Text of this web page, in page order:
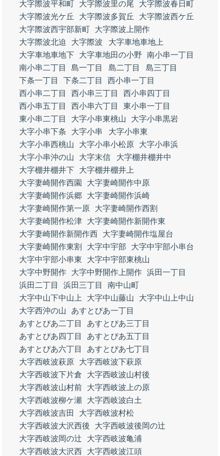
大字際波平和町
大字際波里の尾
大字際波春日町
大字際波光ケ丘
大字際波多賀丘
大字際波西ケ丘
大字際波西宇部新町
大字際波上開作
大字際波北迫
大字際波
大字車地車地上
大字車地車地下
大字車地田の小野
南小串一丁目
南小串二丁目
島一丁目 島二丁目
島三丁目
下条一丁目
下条二丁目
西小串一丁目
西小串二丁目
西小串三丁目
西小串四丁目
西小串五丁目
西小串六丁目
東小串一丁目
東小串二丁目
大字小串東桃山
大字小串黒岩
大字小串下条
大字小串
大字小串東
大字小串西桃山
大字小串小松原
大字小串浜
大字小串沖の山
大字末信
大字棚井棚井中
大字棚井棚井下
大字棚井棚井上
大字妻崎開作西園
大字妻崎開作中原
大字妻崎開作浜郷
大字妻崎開作浜崎
大字妻崎開作第一原
大字妻崎開作西割
大字妻崎開作松津
大字妻崎開作新開作東
大字妻崎開作新開作西
大字妻崎開作塩屋台
大字妻崎開作東割
大字中宇部
大字中宇部小串台
大字中宇部小串東
大字中宇部東桃山
大字中野開作
大字中野開作上開作 浜田一丁目
浜田二丁目
浜田三丁目
南中山町
大字中山下中山上
大字中山藤山
大字中山上中山
大字西沖の山
あすとぴあ一丁目
あすとぴあ二丁目
あすとぴあ三丁目
あすとぴあ四丁目
あすとぴあ五丁目
あすとぴあ六丁目
あすとぴあ七丁目
大字西岐波萩原
大字西岐波下萩原
大字西岐波下片倉
大字西岐波山村後
大字西岐波山村前
大字西岐波上の原
大字西岐波柳ケ瀬
大字西岐波白土
大字西岐波吉田
大字西岐波村松
大字西岐波大沢西後
大字西岐波後岡の辻
大字西岐波岡の辻
大字西岐波亀浦
大字西岐波大沢西
大字西岐波江頭